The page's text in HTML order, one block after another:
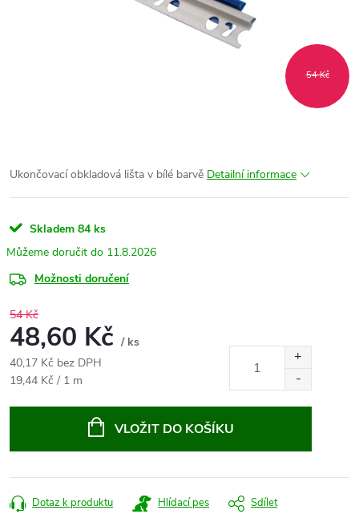
54 Kč
Ukončovací obkladová lišta v bílé barvě Detailní informace
Skladem 84 ks
11.8.2026
Možnosti doručení
54 Kč
48,60 Kč / ks
40,17 Kč bez DPH
Měrná
19,44 Kč / 1 m
VLOŽIT DO KOŠÍKU
Dotaz k produktu Hlídací pes Sdílet